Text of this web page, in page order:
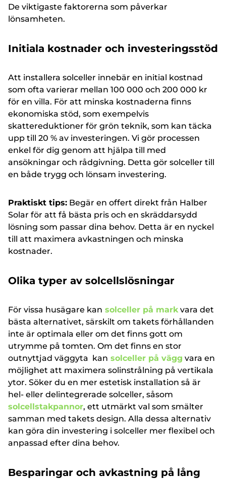
De viktigaste faktorerna som påverkar
lönsamheten.
Initiala kostnader och investeringsstöd
Att installera solceller innebär en initial kostnad
som ofta varierar mellan 100 000 och 200 000 kr
för en villa. För att minska kostnaderna finns
ekonomiska stöd, som exempelvis
skattereduktioner för grön teknik, som kan täcka
upp till 20 % av investeringen. Vi gör processen
enkel för dig genom att hjälpa till med
ansökningar och rådgivning. Detta gör solceller till
en både trygg och lönsam investering.
Praktiskt tips: Begär en offert direkt från Halber
Solar för att få bästa pris och en skräddarsydd
lösning som passar dina behov. Detta är en nyckel
till att maximera avkastningen och minska
kostnader.
Olika typer av solcellslösningar
För vissa husägare kan solceller på markvara det
bästa alternativet, särskilt om takets förhållanden
inte är optimala eller om det finns gott om
utrymme på tomten. Om det finns en stor
outnyttjad väggyta kan solceller på vägg vara en
möjlighet att maximera solinstrålning på vertikala
ytor. Söker du en mer estetisk installation så är
hel- eller delintegrerade solceller, såsom
solcellstakpannor, ett utmärkt val som smälter
samman med takets design. Alla dessa alternativ
kan göra din investering i solceller mer flexibel och
anpassad efter dina behov.
Besparingar och avkastning på lång